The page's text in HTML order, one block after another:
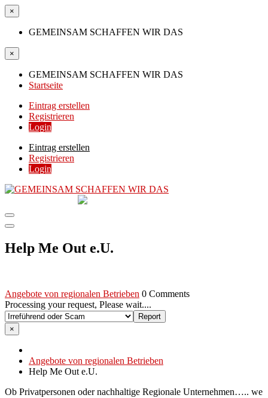
×
GEMEINSAM SCHAFFEN WIR DAS
×
GEMEINSAM SCHAFFEN WIR DAS
Startseite
Eintrag erstellen
Registrieren
Login
Eintrag erstellen
Registrieren
Login
Help Me Out e.U.
Angebote von regionalen Betrieben 0 Comments
Processing your request, Please wait....
×
Angebote von regionalen Betrieben
Help Me Out e.U.
Ob Privatpersonen oder nachhaltige Regionale Unternehmen….. we